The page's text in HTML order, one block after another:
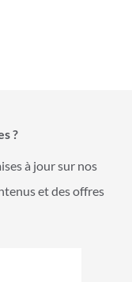
?
à jour sur nos
et des offres